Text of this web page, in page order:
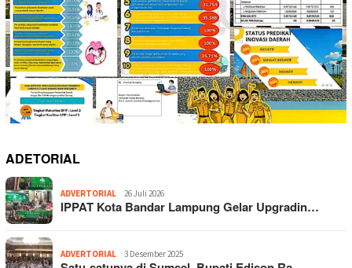
ADETORIAL
ADVERTORIAL 26 Juli 2026
IPPAT Kota Bandar Lampung Gelar Upgradin…
ADVERTORIAL 3 Desember 2025